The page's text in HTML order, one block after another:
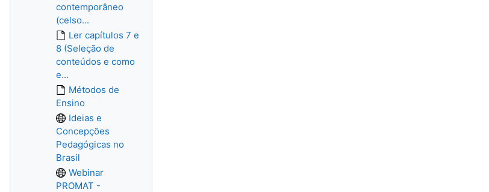
contemporâneo
(celso...
Ler capítulos 7 e
8 (Seleção de
conteúdos e como
e...
Métodos de
Ensino
Ideias e
Concepções
Pedagógicas no
Brasil
Webinar
PROMAT -